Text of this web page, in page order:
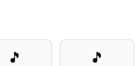
🎵 🎵